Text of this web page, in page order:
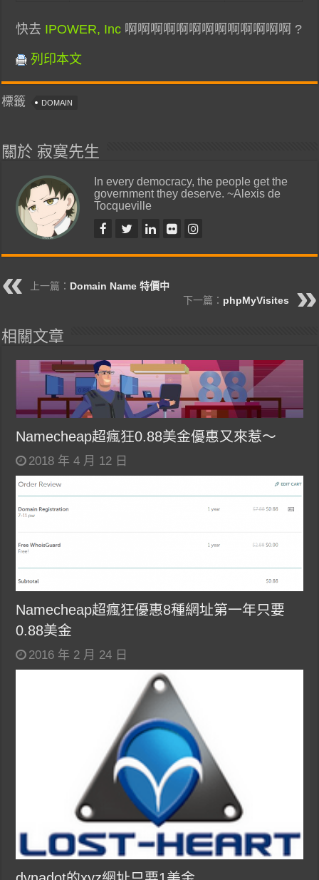
快去 IPOWER, Inc 啊啊啊啊啊啊啊啊啊啊啊啊啊 ?
列印本文
標籤 DOMAIN
關於 寂寞先生
In every democracy, the people get the
government they deserve. ~Alexis de
Tocqueville
上一篇： Domain Name 特價中
下一篇： phpMyVisites
相關文章
Namecheap超瘋狂0.88美金優惠又來惹～
2018 年 4 月 12 日
Namecheap超瘋狂優惠8種網址第一年只要
0.88美金
2016 年 2 月 24 日